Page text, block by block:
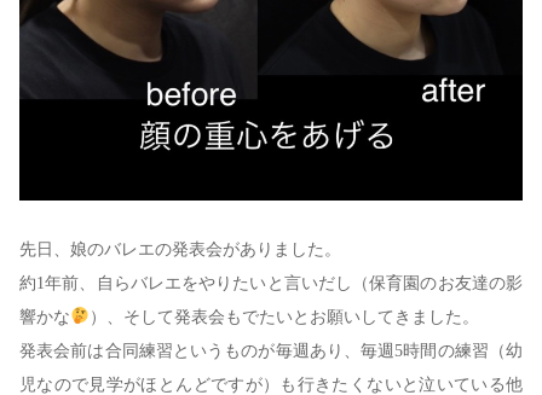
先日、娘のバレエの発表会がありました。
約1年前、自らバレエをやりたいと言いだし（保育園のお友達の影
響かな
）、そして発表会もでたいとお願いしてきました。
発表会前は合同練習というものが毎週あり、毎週5時間の練習（幼
児なので見学がほとんどですが）も行きたくないと泣いている他